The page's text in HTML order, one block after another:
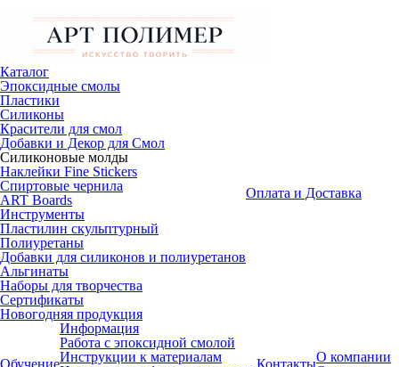
Каталог
Эпоксидные смолы
Пластики
Силиконы
Красители для смол
Добавки и Декор для Смол
Силиконовые молды
Наклейки Fine Stickers
Спиртовые чернила
ART Boards
Инструменты
Пластилин скульптурный
Полиуретаны
Добавки для силиконов и полиуретанов
Альгинаты
Наборы для творчества
Сертификаты
Новогодняя продукция
Оплата и Доставка
Обучение
Информация
Работа с эпоксидной смолой
Инструкции к материалам
КонтактыО компании